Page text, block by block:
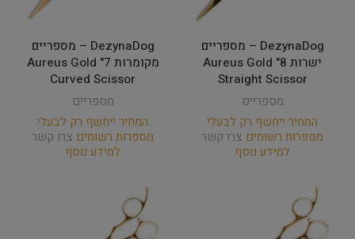
DezynaDog – מספריים
ישרות 8" Aureus Gold
Straight Scissor
מספריים
המחיר ייחשף רק לבעלי
מספרות רשומים צרו קשר
למידע נוסף
DezynaDog – מספריים
מקומרות 7" Aureus Gold
Curved Scissor
מספריים
המחיר ייחשף רק לבעלי
מספרות רשומים צרו קשר
למידע נוסף